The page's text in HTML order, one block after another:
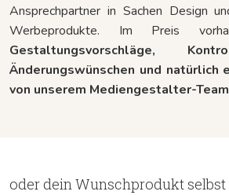
Ansprechpartner in Sachen Design
Werbeprodukte. Im Preis
Gestaltungsvorschläge,
Änderungswünschen und natürlich
von unserem Mediengestalter-
oder dein Wunschprodukt selbst